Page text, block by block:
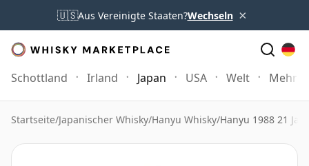
🇺🇸Aus Vereinigte Staaten?Wechseln ×
Schottland Irland Japan USA Welt Mehr
Startseite/Japanischer Whisky/Hanyu Whisky/Hanyu 1988 21